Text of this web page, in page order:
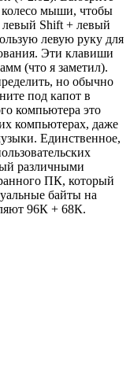
колесо мыши, чтобы
левый Shift + левый
левую руку для
Эти клавиши
(что я заметил).
но обычно
под капот в
компьютера это
компьютерах, даже
Единственное,
различными
ПК, который
байты на
96К + 68К.